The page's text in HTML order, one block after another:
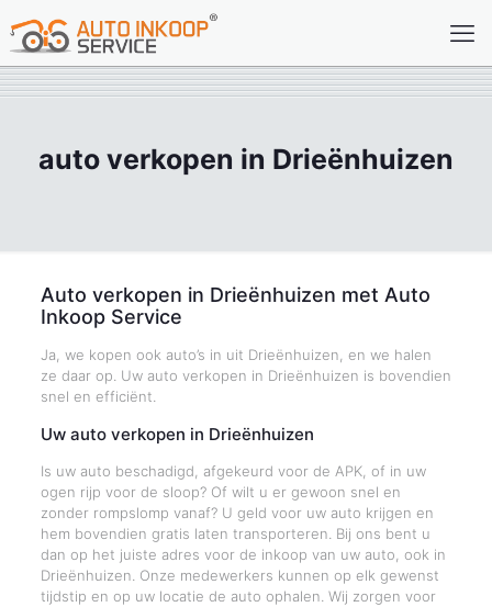
auto verkopen in Drieënhuizen
Auto verkopen in Drieënhuizen met Auto
Inkoop Service
Ja, we kopen ook auto’s in uit Drieënhuizen, en we halen
ze daar op. Uw auto verkopen in Drieënhuizen is bovendien
snel en efficiënt.
Uw auto verkopen in Drieënhuizen
Is uw auto beschadigd, afgekeurd voor de APK, of in uw
ogen rijp voor de sloop? Of wilt u er gewoon snel en
zonder rompslomp vanaf? U geld voor uw auto krijgen en
hem bovendien gratis laten transporteren. Bij ons bent u
dan op het juiste adres voor de inkoop van uw auto, ook in
Drieënhuizen. Onze medewerkers kunnen op elk gewenst
tijdstip en op uw locatie de auto ophalen. Wij zorgen voor